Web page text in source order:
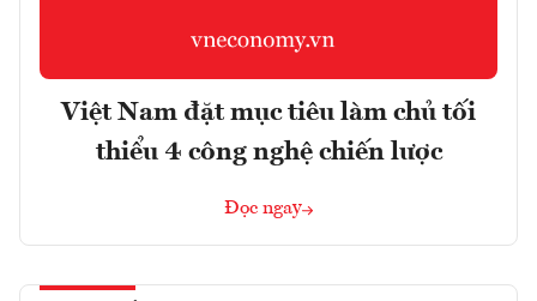
Việt Nam đặt mục tiêu làm chủ tối
thiểu 4 công nghệ chiến lược
Đọc ngay